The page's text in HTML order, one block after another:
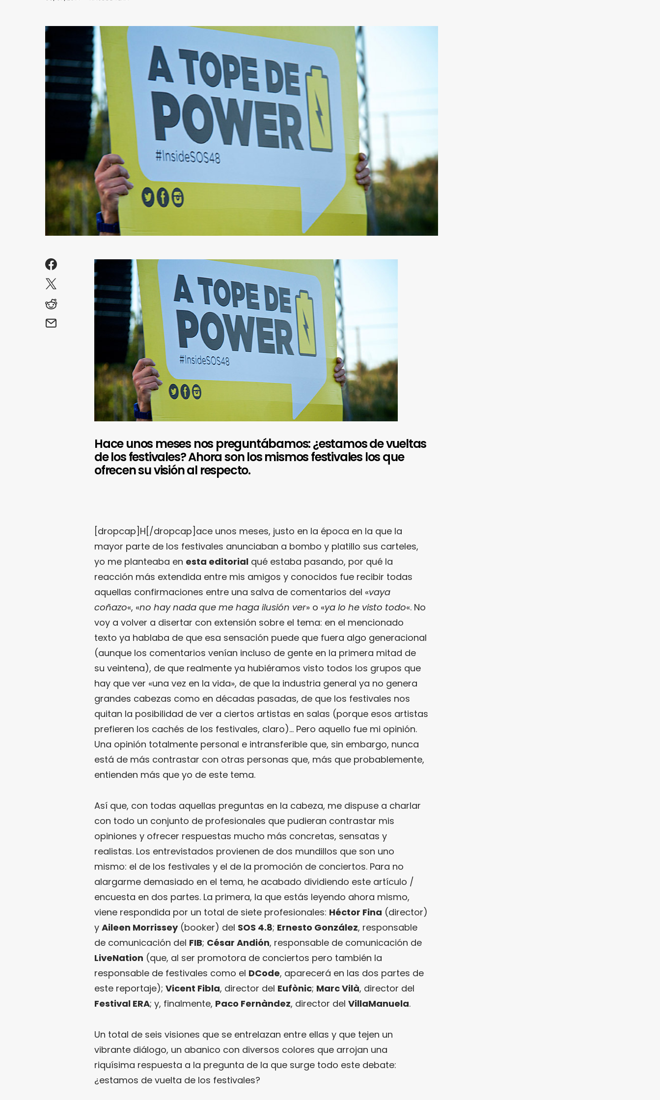
Hace unos meses nos preguntábamos: ¿estamos de vueltas
de los festivales? Ahora son los mismos festivales los que
ofrecen su visión al respecto.
[dropcap]H[/dropcap]ace unos meses, justo en la época en la que la
mayor parte de los festivales anunciaban a bombo y platillo sus carteles,
yo me planteaba en esta editorial qué estaba pasando, por qué la
reacción más extendida entre mis amigos y conocidos fue recibir todas
aquellas confirmaciones entre una salva de comentarios del «vaya
coñazo«, «no hay nada que me haga ilusión ver» o «ya lo he visto todo«. No
voy a volver a disertar con extensión sobre el tema: en el mencionado
texto ya hablaba de que esa sensación puede que fuera algo generacional
(aunque los comentarios venían incluso de gente en la primera mitad de
su veintena), de que realmente ya hubiéramos visto todos los grupos que
hay que ver «una vez en la vida», de que la industria general ya no genera
grandes cabezas como en décadas pasadas, de que los festivales nos
quitan la posibilidad de ver a ciertos artistas en salas (porque esos artistas
prefieren los cachés de los festivales, claro)… Pero aquello fue mi opinión.
Una opinión totalmente personal e intransferible que, sin embargo, nunca
está de más contrastar con otras personas que, más que probablemente,
entienden más que yo de este tema.
Así que, con todas aquellas preguntas en la cabeza, me dispuse a charlar
con todo un conjunto de profesionales que pudieran contrastar mis
opiniones y ofrecer respuestas mucho más concretas, sensatas y
realistas. Los entrevistados provienen de dos mundillos que son uno
mismo: el de los festivales y el de la promoción de conciertos. Para no
alargarme demasiado en el tema, he acabado dividiendo este artículo /
encuesta en dos partes. La primera, la que estás leyendo ahora mismo,
viene respondida por un total de siete profesionales: Héctor Fina (director)
y Aileen Morrissey(booker) del SOS 4.8; Ernesto González, responsable
de comunicación del FIB; César Andión, responsable de comunicación de
LiveNation (que, al ser promotora de conciertos pero también la
responsable de festivales como el DCode, aparecerá en las dos partes de
este reportaje); Vicent Fibla, director del Eufònic; Marc Vilà, director del
Festival ERA; y, finalmente, Paco Fernàndez, director del VillaManuela.
Un total de seis visiones que se entrelazan entre ellas y que tejen un
vibrante diálogo, un abanico con diversos colores que arrojan una
riquísima respuesta a la pregunta de la que surge todo este debate:
¿estamos de vuelta de los festivales?